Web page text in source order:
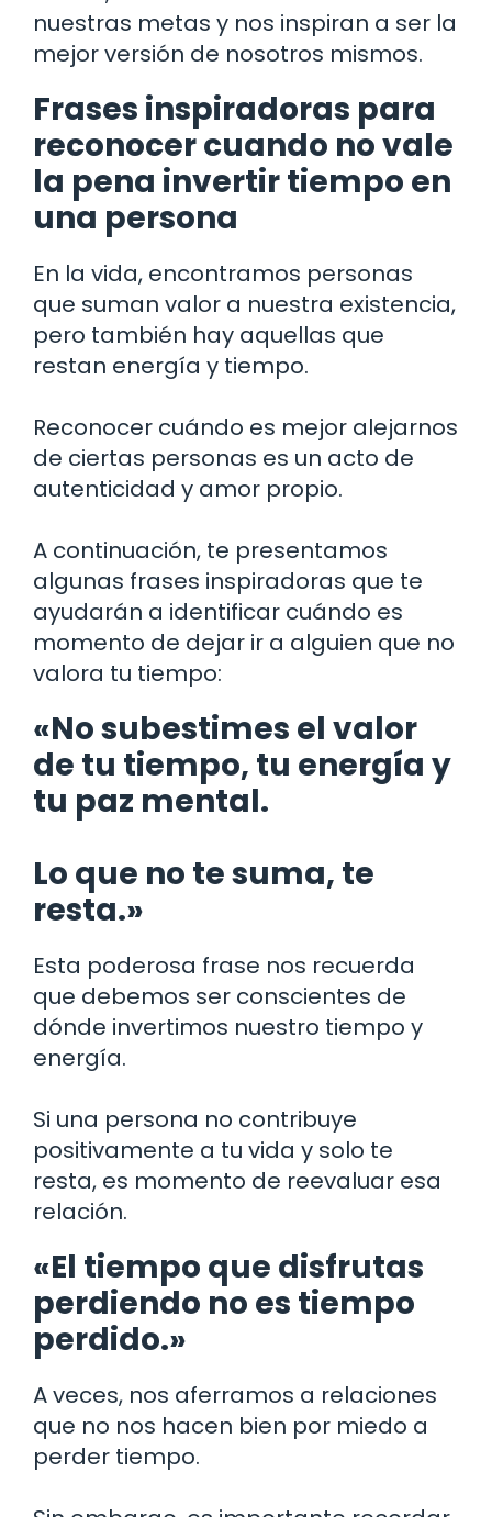
nuestras metas y nos inspiran a ser la
mejor versión de nosotros mismos.
Frases inspiradoras para
reconocer cuando no vale
la pena invertir tiempo en
una persona
En la vida, encontramos personas
que suman valor a nuestra existencia,
pero también hay aquellas que
restan energía y tiempo.
Reconocer cuándo es mejor alejarnos
de ciertas personas es un acto de
autenticidad y amor propio.
A continuación, te presentamos
algunas frases inspiradoras que te
ayudarán a identificar cuándo es
momento de dejar ir a alguien que no
valora tu tiempo:
«No subestimes el valor
de tu tiempo, tu energía y
tu paz mental.
Lo que no te suma, te
resta.»
Esta poderosa frase nos recuerda
que debemos ser conscientes de
dónde invertimos nuestro tiempo y
energía.
Si una persona no contribuye
positivamente a tu vida y solo te
resta, es momento de reevaluar esa
relación.
«El tiempo que disfrutas
perdiendo no es tiempo
perdido.»
A veces, nos aferramos a relaciones
que no nos hacen bien por miedo a
perder tiempo.